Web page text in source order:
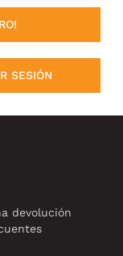
SESIÓN
devolución